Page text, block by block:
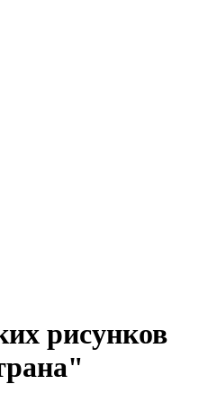
рисунков